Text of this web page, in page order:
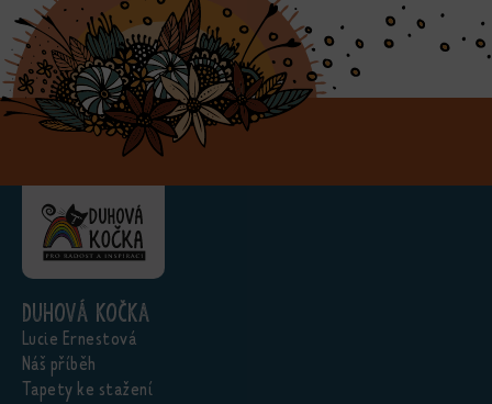
Duhová kočka
Lucie Ernestová
Náš příběh
Tapety ke stažení